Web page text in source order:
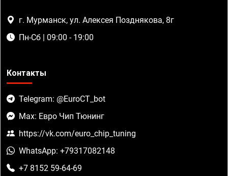
г. Мурманск, ул. Алексея Позднякова, 8г
Пн-Сб | 09:00 - 19:00
Контакты
Telegram: @EuroCT_bot
Max: Евро Чип Тюнинг
https://vk.com/euro_chip_tuning
WhatsApp: +79317082148
+7 8152 59-64-69